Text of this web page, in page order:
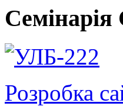
Семінарія
Розробка